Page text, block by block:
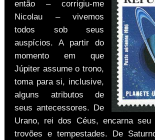
então – corrigiu-me
Nicolau – vivemos
todos sob seus
auspícios. A partir do
momento em que
Júpiter assume o trono,
toma para si, inclusive,
alguns atributos de
seus antecessores. De
Urano, rei dos Céus, encarna
trovões e tempestades. De